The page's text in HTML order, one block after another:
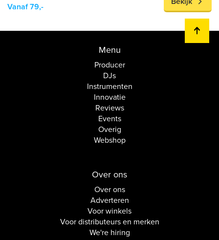
Vanaf 79,-
Menu
Producer
DJs
Instrumenten
Innovatie
Reviews
Events
Overig
Webshop
Over ons
Over ons
Adverteren
Voor winkels
Voor distributeurs en merken
We're hiring